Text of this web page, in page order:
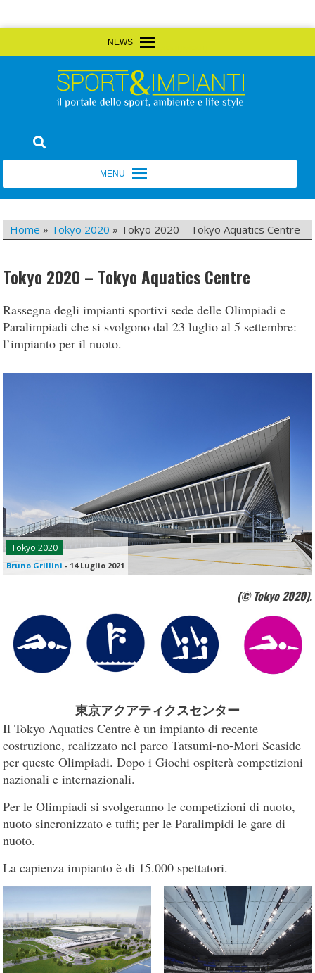
to
Sport&Impianti
Home » Tokyo 2020 » Tokyo 2020 – Tokyo Aquatics Centre
Tokyo 2020 – Tokyo Aquatics Centre
Rassegna degli impianti sportivi sede delle Olimpiadi e
Paralimpiadi che si svolgono dal 23 luglio al 5 settembre:
l’impianto per il nuoto.
Tokyo 2020
Bruno Grillini - 14 Luglio 2021
(© Tokyo 2020).
東京アクアティクスセンター
Il Tokyo Aquatics Centre è un impianto di recente
costruzione, realizzato nel parco Tatsumi-no-Mori Seaside
per queste Olimpiadi. Dopo i Giochi ospiterà competizioni
nazionali e internazionali.
Per le Olimpiadi si svolgeranno le competizioni di nuoto,
nuoto sincronizzato e tuffi; per le Paralimpidi le gare di
nuoto.
La capienza impianto è di 15.000 spettatori.